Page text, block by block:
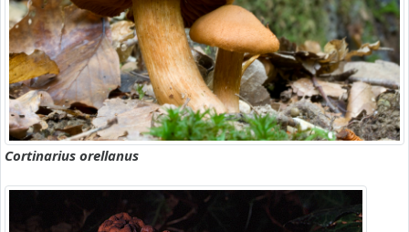
Cortinarius orellanus